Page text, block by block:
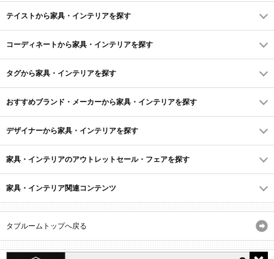
テイストから家具・インテリアを探す
コーディネートから家具・インテリアを探す
タグから家具・インテリアを探す
おすすめブランド・メーカーから家具・インテリアを探す
デザイナーから家具・インテリアを探す
家具・インテリアのアウトレットセール・フェアを探す
家具・インテリア関連コンテンツ
タブルームトップへ戻る